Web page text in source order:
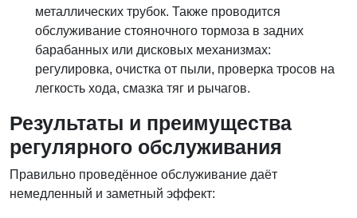
металлических трубок. Также проводится
обслуживание стояночного тормоза в задних
барабанных или дисковых механизмах:
регулировка, очистка от пыли, проверка тросов на
легкость хода, смазка тяг и рычагов.
Результаты и преимущества
регулярного обслуживания
Правильно проведённое обслуживание даёт
немедленный и заметный эффект: